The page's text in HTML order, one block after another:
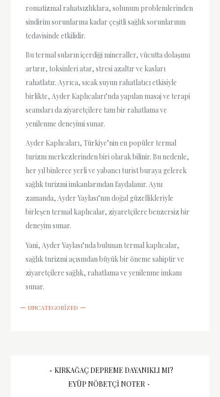
romatizmal rahatsızlıklara, solunum problemlerinden
sindirim sorunlarına kadar çeşitli sağlık sorunlarının
tedavisinde etkilidir.
Bu termal suların içerdiği mineraller, vücutta dolaşımı
artırır, toksinleri atar, stresi azaltır ve kasları
rahatlatır. Ayrıca, sıcak suyun rahatlatıcı etkisiyle
birlikte, Ayder Kaplıcaları’nda yapılan masaj ve terapi
seansları da ziyaretçilere tam bir rahatlama ve
yenilenme deneyimi sunar.
Ayder Kaplıcaları, Türkiye’nin en popüler termal
turizm merkezlerinden biri olarak bilinir. Bu nedenle,
her yıl binlerce yerli ve yabancı turist buraya gelerek
sağlık turizmi imkanlarından faydalanır. Aynı
zamanda, Ayder Yaylası’nın doğal güzellikleriyle
birleşen termal kaplıcalar, ziyaretçilere benzersiz bir
deneyim sunar.
Yani, Ayder Yaylası’nda bulunan termal kaplıcalar,
sağlık turizmi açısından büyük bir öneme sahiptir ve
ziyaretçilere sağlık, rahatlama ve yenilenme imkanı
sunar.
UNCATEGORIZED
Yazı KIRKAĞAÇ DEPREME DAYANIKLI MI?
EYÜP NÖBETÇI NOTER